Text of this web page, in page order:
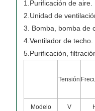
1.Purificación de aire.
2.Unidad de
3. Bomba, bomba de
4.Ventilador de techo.
5.Purificación,
Tensión
Modelo V